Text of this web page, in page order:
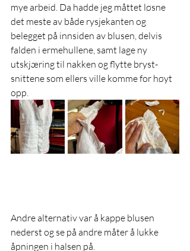
mye arbeid. Da hadde jeg måttet løsne
det meste av både rysjekanten og
belegget på innsiden av blusen, delvis
falden i ermehullene, samt lage ny
utskjæring til nakken og flytte bryst-
snittene som ellers ville komme for høyt
opp.
Andre alternativ var å kappe blusen
nederst og se på andre måter å lukke
åpningen i halsen på.